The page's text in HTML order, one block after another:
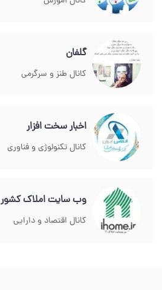
گلفان
کانال طنز و سرگرمی
اخبار سخت افزار
کانال تکنولوژی و فناوری
وب سایت املاک کشور
کانال اقتصاد و دارایی